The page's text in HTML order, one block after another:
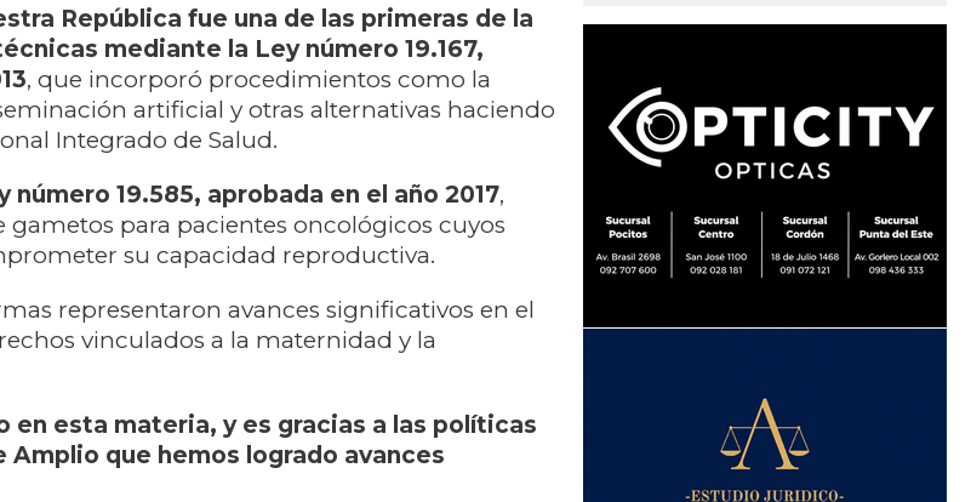
República fue una de las primeras de la
mediante la Ley número 19.167,
, que incorporó procedimientos como la
artificial y otras alternativas haciendo
Integrado de Salud.
número 19.585, aprobada en el año 2017,
gametos para pacientes oncológicos cuyos
su capacidad reproductiva.
representaron avances significativos en el
vinculados a la maternidad y la
en esta materia, y es gracias a las políticas
Amplio que hemos logrado avances